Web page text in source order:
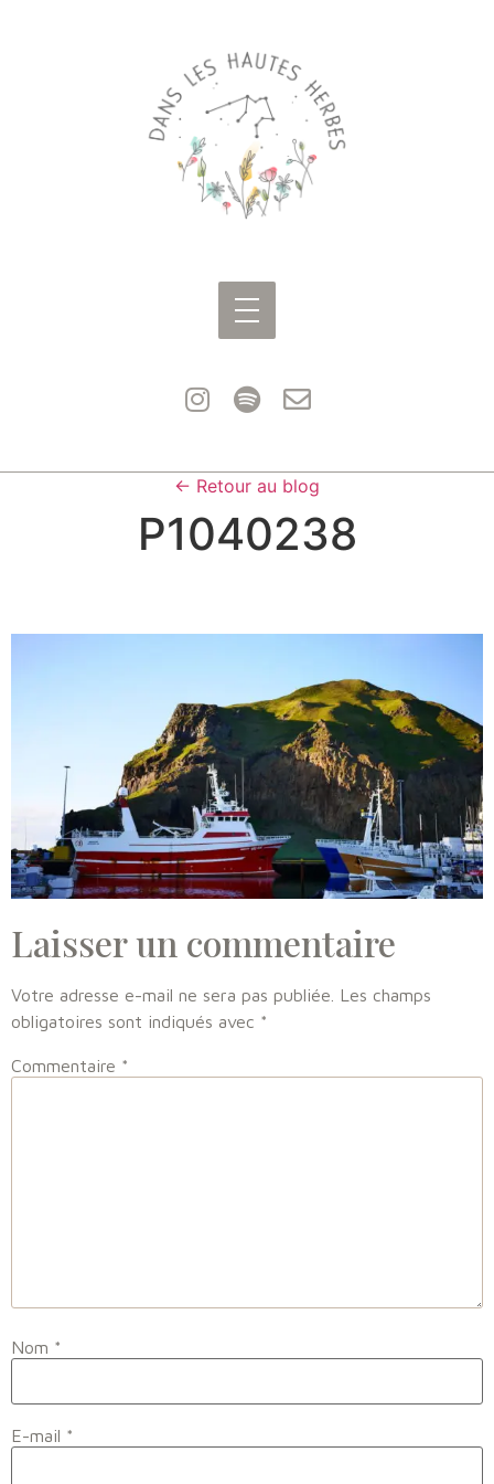
← Retour au blog
P1040238
Laisser un commentaire
Votre adresse e-mail ne sera pas publiée. Les champs
obligatoires sont indiqués avec *
Commentaire *
Nom *
E-mail *